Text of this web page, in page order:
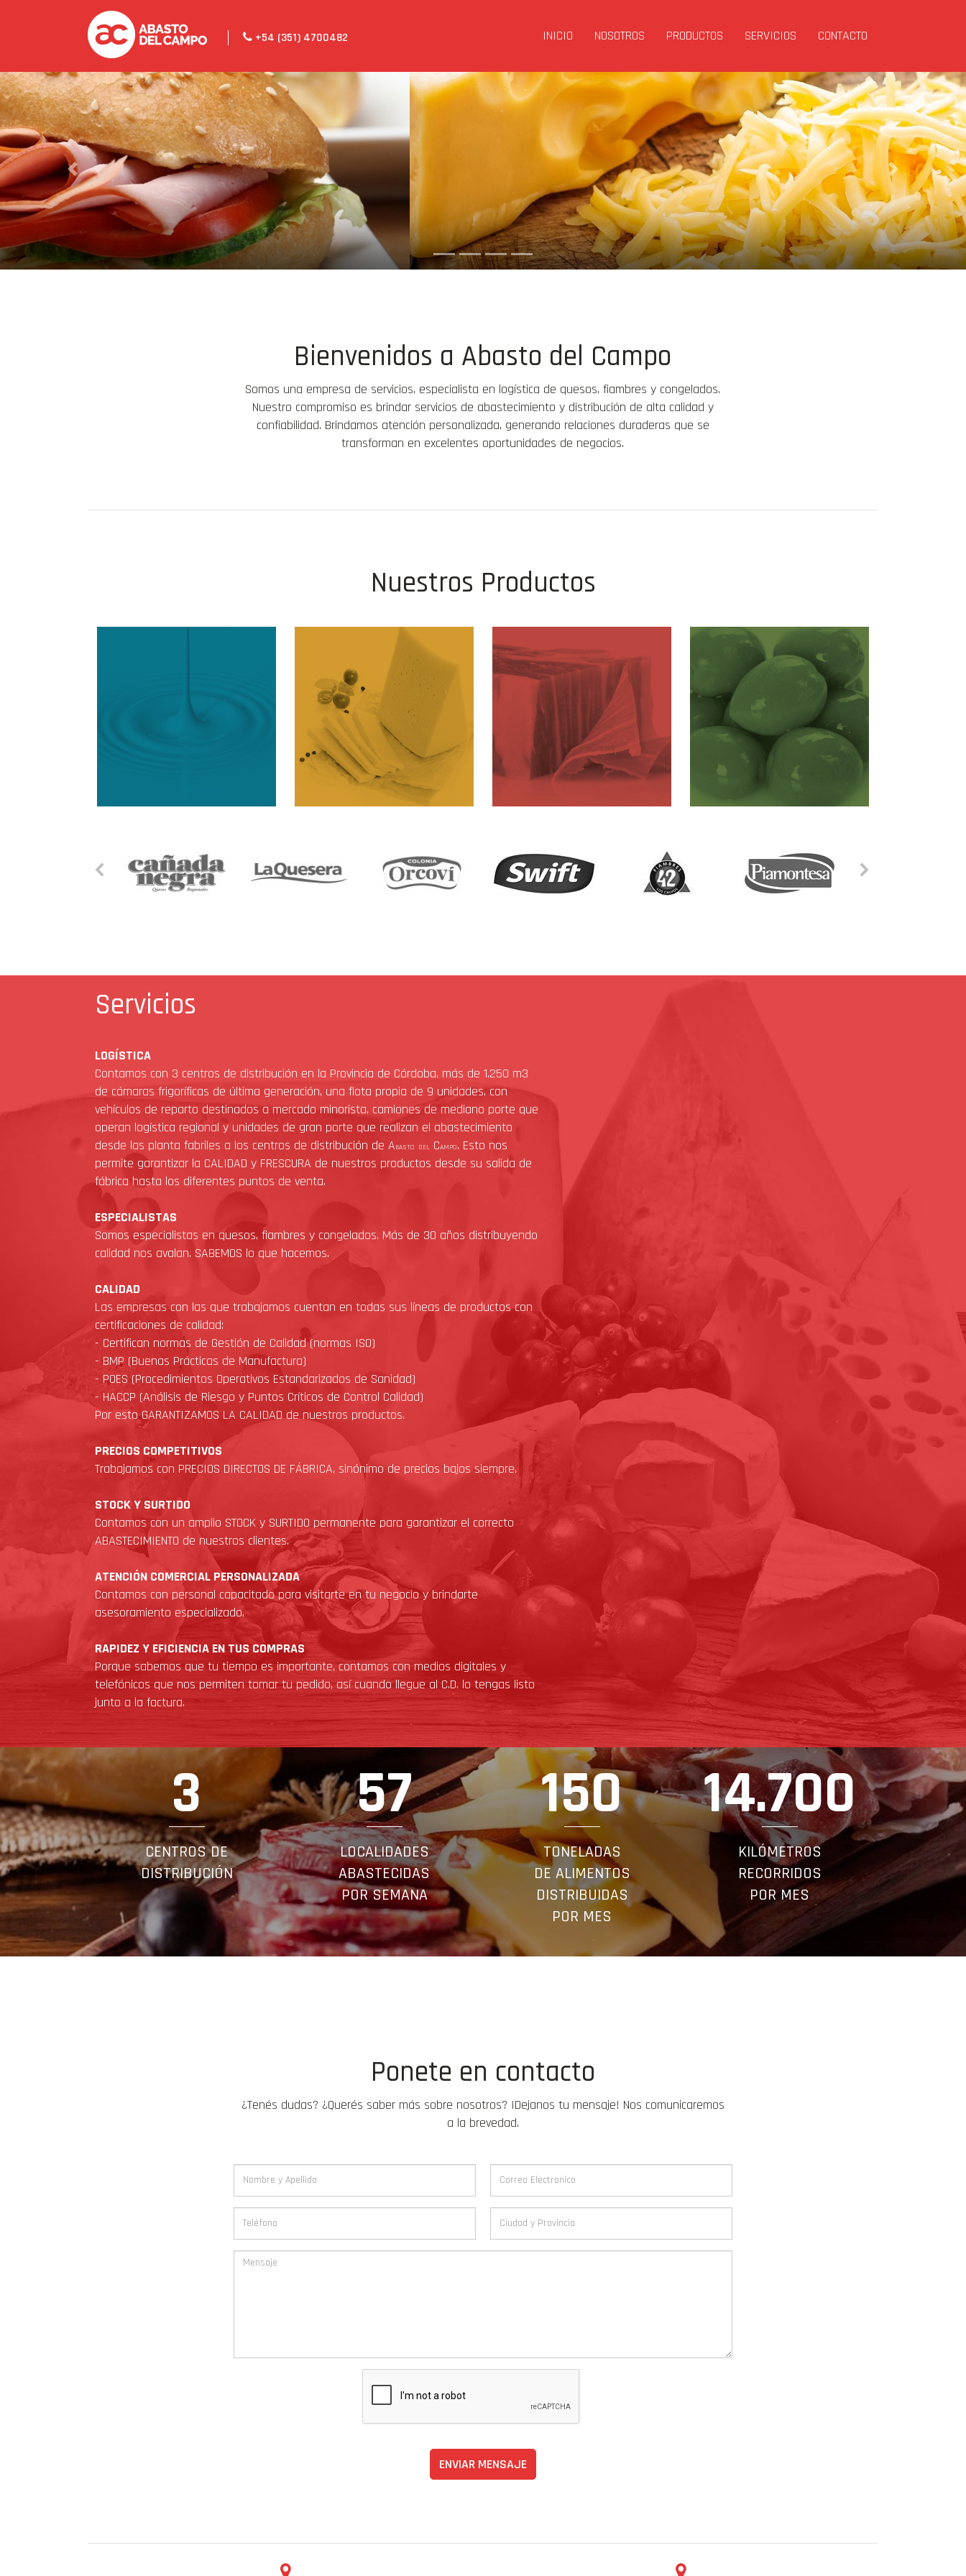
+54 (351) 4700482 INICIO NOSOTROS PRODUCTOS SERVICIOS CONTACTO
Previous Next
Bienvenidos a Abasto del Campo
Somos una empresa de servicios, especialista en logística de quesos, fiambres y congelados.
Nuestro compromiso es brindar servicios de abastecimiento y distribución de alta calidad y
confiabilidad. Brindamos atención personalizada, generando relaciones duraderas que se
transforman en excelentes oportunidades de negocios.
Nuestros Productos
Servicios
LOGÍSTICA
Contamos con 3 centros de distribución en la Provincia de Córdoba, más de 1.250 m3
de cámaras frigoríficas de última generación, una flota propia de 9 unidades, con
vehículos de reparto destinados a mercado minorista, camiones de mediano porte que
operan logística regional y unidades de gran porte que realizan el abastecimiento
desde las planta fabriles a los centros de distribución de ABASTO DEL CAMPO. Esto nos
permite garantizar la CALIDAD y FRESCURA de nuestros productos desde su salida de
fábrica hasta los diferentes puntos de venta.
ESPECIALISTAS
Somos especialistas en quesos, fiambres y congelados. Más de 30 años distribuyendo
calidad nos avalan. SABEMOS lo que hacemos.
CALIDAD
Las empresas con las que trabajamos cuentan en todas sus líneas de productos con
certificaciones de calidad:
- Certifican normas de Gestión de Calidad (normas ISO)
- BMP (Buenas Prácticas de Manufactura)
- POES (Procedimientos Operativos Estandarizados de Sanidad)
- HACCP (Análisis de Riesgo y Puntos Críticos de Control Calidad)
Por esto GARANTIZAMOS LA CALIDAD de nuestros productos.
PRECIOS COMPETITIVOS
Trabajamos con PRECIOS DIRECTOS DE FÁBRICA, sinónimo de precios bajos siempre.
STOCK Y SURTIDO
Contamos con un amplio STOCK y SURTIDO permanente para garantizar el correcto
ABASTECIMIENTO de nuestros clientes.
ATENCIÓN COMERCIAL PERSONALIZADA
Contamos con personal capacitado para visitarte en tu negocio y brindarte
asesoramiento especializado.
RAPIDEZ Y EFICIENCIA EN TUS COMPRAS
Porque sabemos que tu tiempo es importante, contamos con medios digitales y
telefónicos que nos permiten tomar tu pedido, así cuando llegue al C.D. lo tengas listo
junto a la factura.
3
CENTROS DE
DISTRIBUCIÓN
57
LOCALIDADES
ABASTECIDAS
POR SEMANA
150
TONELADAS
DE ALIMENTOS
DISTRIBUIDAS
POR MES
14.700
KILÓMETROS
RECORRIDOS
POR MES
Ponete en contacto
¿Tenés dudas? ¿Querés saber más sobre nosotros? ¡Dejanos tu mensaje! Nos comunicaremos
a la brevedad.